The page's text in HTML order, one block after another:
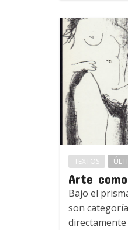
TEXTOS
Arte
Bajo el
son
directamente